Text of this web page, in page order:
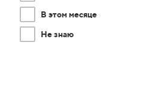
В этом месяце
Не знаю